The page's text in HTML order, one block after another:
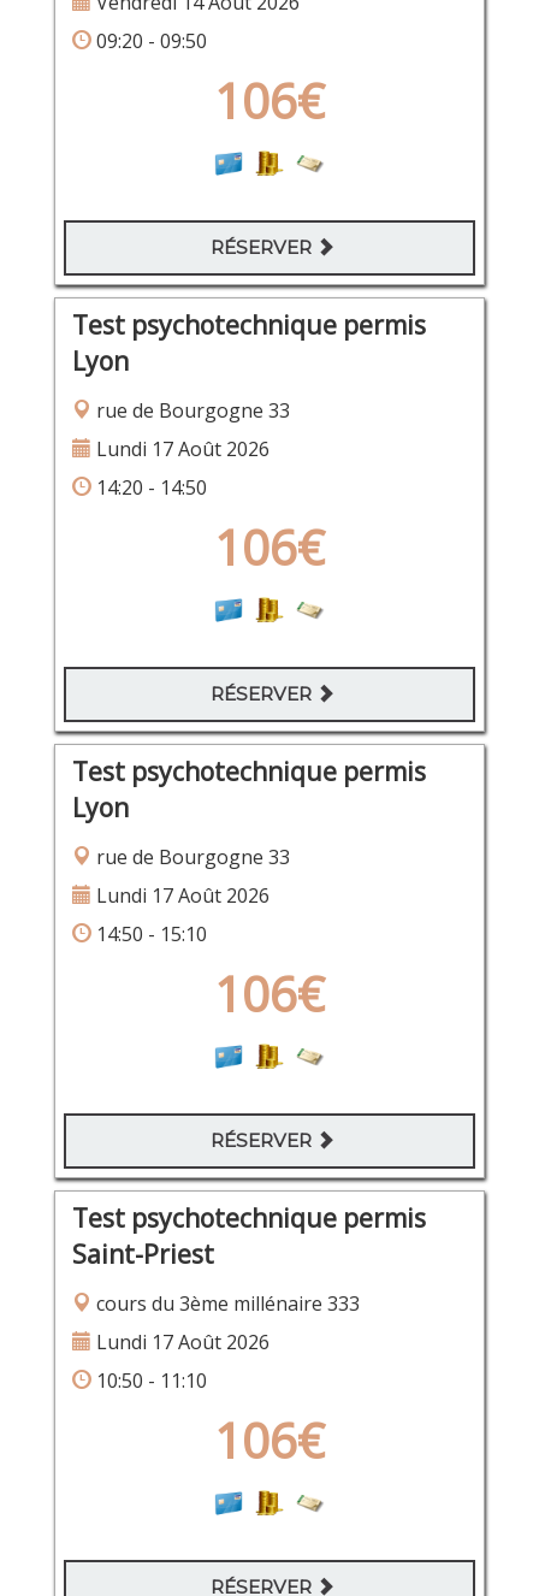
09:20 - 09:50
106€
RÉSERVER
Test psychotechnique permis
Lyon
rue de Bourgogne 33
Lundi 17 Août 2026
14:20 - 14:50
106€
RÉSERVER
Test psychotechnique permis
Lyon
rue de Bourgogne 33
Lundi 17 Août 2026
14:50 - 15:10
106€
RÉSERVER
Test psychotechnique permis
Saint-Priest
cours du 3ème millénaire 333
Lundi 17 Août 2026
10:50 - 11:10
106€
RÉSERVER